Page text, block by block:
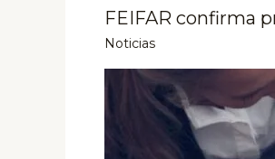
FEIFAR confirma
Noticias